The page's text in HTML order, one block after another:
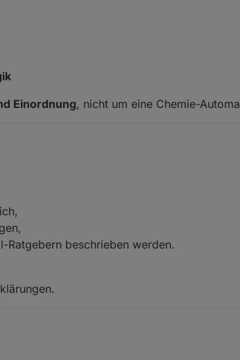
Einordnung, nicht um eine Chemie-
Ratgebern beschrieben werden.